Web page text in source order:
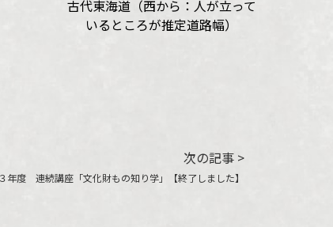
古代東海道（西から：人が立って
いるところが推定道路幅）
次の記事 >
年度 連続講座「文化財もの知り学」【終了しました】